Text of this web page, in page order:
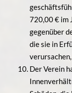
720,00 € im
gegenüber
die sie in
Der Verein